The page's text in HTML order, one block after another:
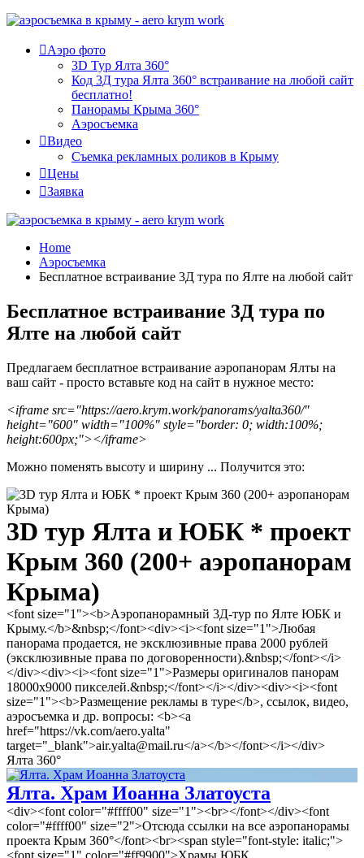
Аэро фото
3D Тур Ялта 360°
Код 3Д тура Ялта 360° встраивание на любой сайт
бесплатно!
Панорамы Крыма 360°
Аэросъемка
Видео
Съемка рекламных роликов в Крыму
Цены
Заявка
Home
Аэросъемка
Бесплатное встраивание 3Д тура по Ялте на любой сайт
Бесплатное встраивание 3Д тура по
Ялте на любой сайт
Предлагаем бесплатное встраивание аэропанорам Ялты на
ваш сайт - просто вставьте код на сайт в нужное место:
<iframe src="https://aero.krym.work/panorams/yalta360/"
height="600" width="100%" style="border: 0; width:100%;
height:600px;"></iframe>
Можно поменять высоту и ширину ... Получится это: